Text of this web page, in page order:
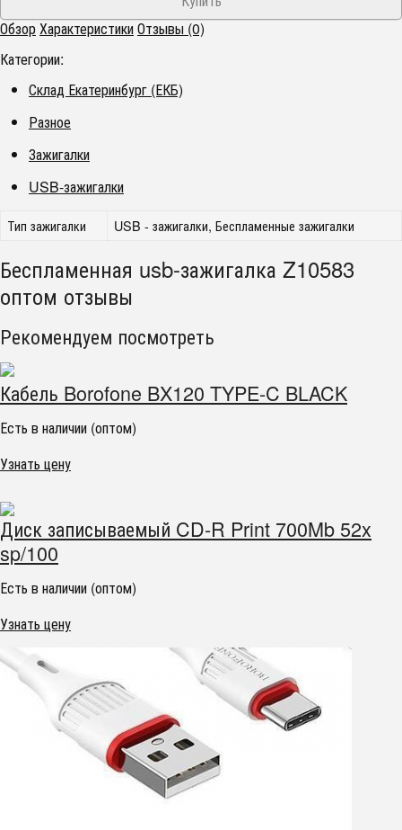
ОбзорХарактеристикиОтзывы (0)
Категории:
Склад Екатеринбург (ЕКБ)
Разное
Зажигалки
USB-зажигалки
Тип зажигалки USB - зажигалки, Беспламенные зажигалки
Беспламенная usb-зажигалка Z10583
оптом отзывы
Рекомендуем посмотреть
Кабель Borofone BX120 TYPE-C BLACK
Есть в наличии (оптом)
Узнать цену
Диск записываемый CD-R Print 700Mb 52x
sp/100
Есть в наличии (оптом)
Узнать цену